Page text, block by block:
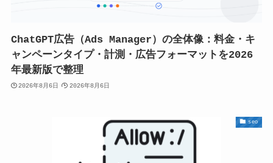
ChatGPT広告（Ads Manager）の全体像：料金・キ
ャンペーンタイプ・計測・広告フォーマットを2026
年最新版で整理
2026年8月6日 2026年8月6日
seo